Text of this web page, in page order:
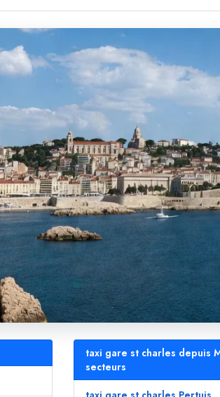
taxi gare st charles depuis
secteurs